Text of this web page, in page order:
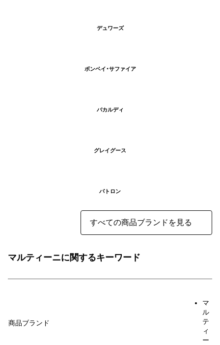
デュワーズ
ボンベイ・サファイア
バカルディ
グレイグース
パトロン
すべての商品ブランドを見る
マルティーニに関するキーワード
商品ブランド
マ
ル
テ
ィ
ー